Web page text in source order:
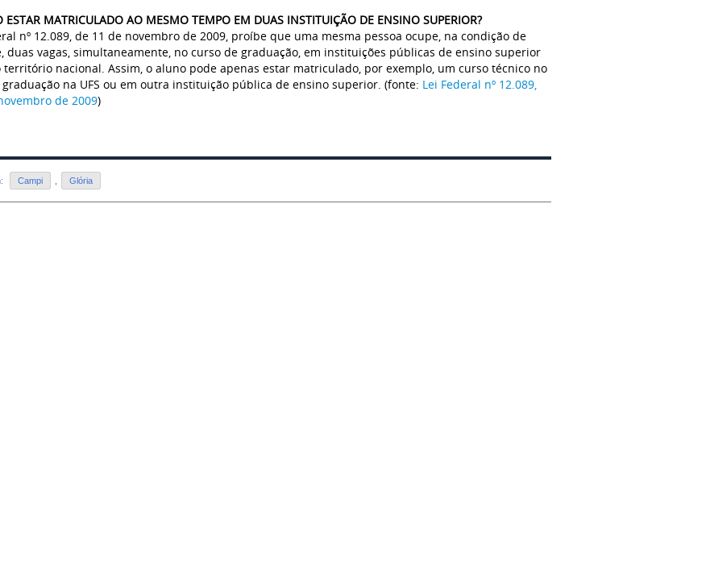
ESTAR MATRICULADO AO MESMO TEMPO EM DUAS INSTITUIÇÃO DE ENSINO SUPERIOR?
nº 12.089, de 11 de novembro de 2009, proíbe que uma mesma pessoa ocupe, na condição de
duas vagas, simultaneamente, no curso de graduação, em instituições públicas de ensino superior
território nacional. Assim, o aluno pode apenas estar matriculado, por exemplo, um curso técnico no
graduação na UFS ou em outra instituição pública de ensino superior. (fonte: Lei Federal nº 12.089,
de 2009)
Campi Glória